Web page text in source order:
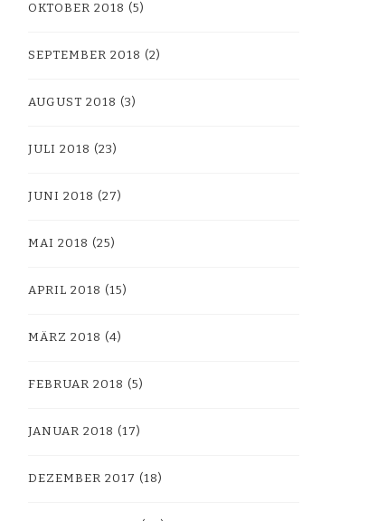
OKTOBER 2018 (5)
SEPTEMBER 2018 (2)
AUGUST 2018 (3)
JULI 2018 (23)
JUNI 2018 (27)
MAI 2018 (25)
APRIL 2018 (15)
MÄRZ 2018 (4)
FEBRUAR 2018 (5)
JANUAR 2018 (17)
DEZEMBER 2017 (18)